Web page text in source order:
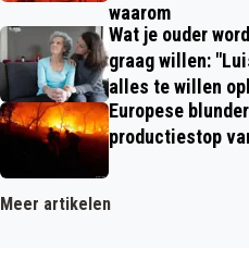
waarom
Wat je ouder
graag willen:
alles te willen
Europese
productiestop
Meer artikelen